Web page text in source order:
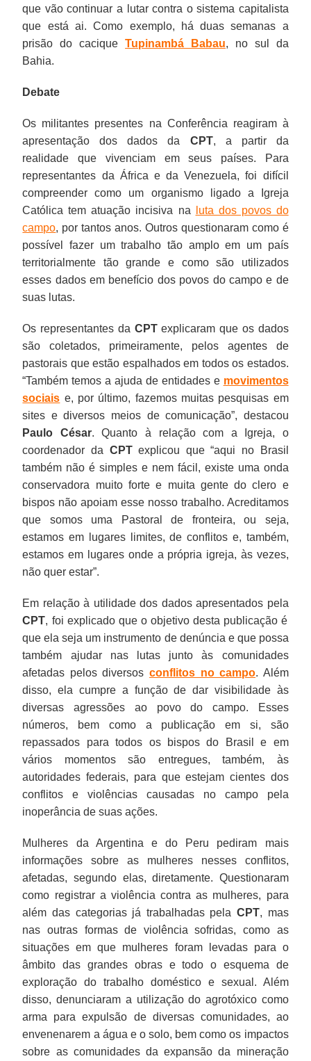
que vão continuar a lutar contra o sistema capitalista
que está ai. Como exemplo, há duas semanas a
prisão do caciqueTupinambá Babau, no sul da
Bahia.
Debate
Os militantes presentes na Conferência reagiram à
apresentação dos dados da CPT, a partir da
realidade que vivenciam em seus países. Para
representantes da África e da Venezuela, foi difícil
compreender como um organismo ligado a Igreja
Católica tem atuação incisiva na
luta dos povos do
campo, por tantos anos. Outros questionaram como é
possível fazer um trabalho tão amplo em um país
territorialmente tão grande e como são utilizados
esses dados em benefício dos povos do campo e de
suas lutas.
Os representantes da CPTexplicaram que os dados
são coletados, primeiramente, pelos agentes de
pastorais que estão espalhados em todos os estados.
“Também temos a ajuda de entidades e movimentos
sociais e, por último, fazemos muitas pesquisas em
sites e diversos meios de comunicação”, destacou
Paulo César. Quanto à relação com a Igreja, o
coordenador da CPTexplicou que “aqui no Brasil
também não é simples e nem fácil, existe uma onda
conservadora muito forte e muita gente do clero e
bispos não apoiam esse nosso trabalho. Acreditamos
que somos uma Pastoral de fronteira, ou seja,
estamos em lugares limites, de conflitos e, também,
estamos em lugares onde a própria igreja, às vezes,
não quer estar”.
Em relação à utilidade dos dados apresentados pela
CPT, foi explicado que o objetivo desta publicação é
que ela seja um instrumento de denúncia e que possa
também ajudar nas lutas junto às comunidades
afetadas pelos diversos conflitos no campo. Além
disso, ela cumpre a função de dar visibilidade às
diversas agressões ao povo do campo. Esses
números, bem como a publicação em si, são
repassados para todos os bispos do Brasil e em
vários momentos são entregues, também, às
autoridades federais, para que estejam cientes dos
conflitos e violências causadas no campo pela
inoperância de suas ações.
Mulheres da Argentina e do Peru pediram mais
informações sobre as mulheres nesses conflitos,
afetadas, segundo elas, diretamente. Questionaram
como registrar a violência contra as mulheres, para
além das categorias já trabalhadas pela CPT, mas
nas outras formas de violência sofridas, como as
situações em que mulheres foram levadas para o
âmbito das grandes obras e todo o esquema de
exploração do trabalho doméstico e sexual. Além
disso, denunciaram a utilização do agrotóxico como
arma para expulsão de diversas comunidades, ao
envenenarem a água e o solo, bem como os impactos
sobre as comunidades da expansão da mineração